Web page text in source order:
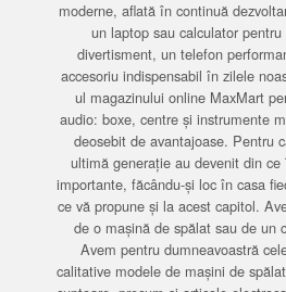
moderne, aflată în continuă
un laptop sau calculator
divertisment, un telefon
accesoriu indispensabil în zilele
ul magazinului online MaxMart
audio: boxe, centre și instrumente
deosebit de avantajoase. Pentru
ultimă generație au devenit din
importante, făcându-și loc în casa
ce vă propune și la acest capitol.
de o mașină de spălat sau de un
Avem pentru dumneavoastră
calitative modele de mașini de